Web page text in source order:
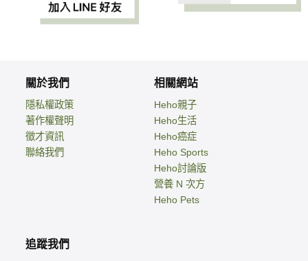
關於我們
隱私權政策
著作權聲明
徵才資訊
聯絡我們
相關網站
Heho親子
Heho生活
Heho癌症
Heho Sports
Heho討論版
營養 N 次方
Heho Pets
追蹤我們